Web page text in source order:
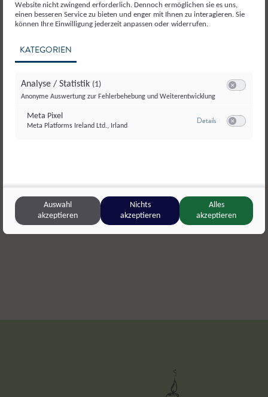
Mitterurlsberg, Goldegg
Rotkäppchen,Weichkäse
Premium
Website nicht zwingend erforderlich. Dennoch ermöglichen sie es uns,
einen besseren Service zu bieten und enger mit Ihnen zu interagieren. Sie
können Ihre Einwilligung jederzeit anpassen oder widerrufen.
KATEGORIEN
Analyse / Statistik (1)
Anonyme Auswertung zur Fehlerbehebung und Weiterentwicklung
Meta Pixel
Meta Platforms Ireland Ltd., Irland
Detailszu Meta Pixel
Auswahl
akzeptieren
Nichts
akzeptieren
Alles
akzeptieren